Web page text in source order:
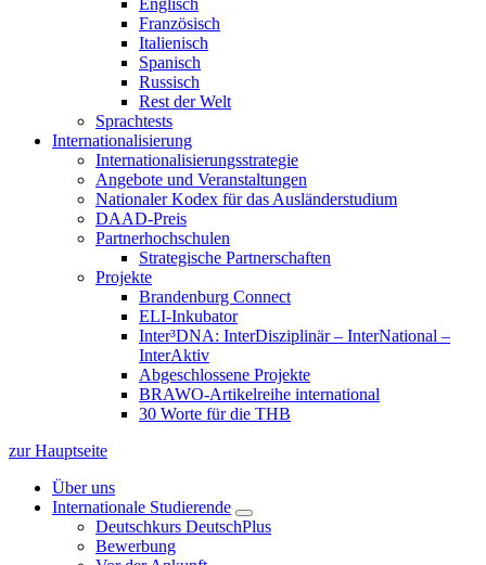
Englisch
Französisch
Italienisch
Spanisch
Russisch
Rest der Welt
Sprachtests
Internationalisierung
Internationalisierungsstrategie
Angebote und Veranstaltungen
Nationaler Kodex für das Ausländerstudium
DAAD-Preis
Partnerhochschulen
Strategische Partnerschaften
Projekte
Brandenburg Connect
ELI-Inkubator
Inter³DNA: InterDisziplinär – InterNational –
InterAktiv
Abgeschlossene Projekte
BRAWO-Artikelreihe international
30 Worte für die THB
zur Hauptseite
Über uns
Internationale Studierende
Deutschkurs DeutschPlus
Bewerbung